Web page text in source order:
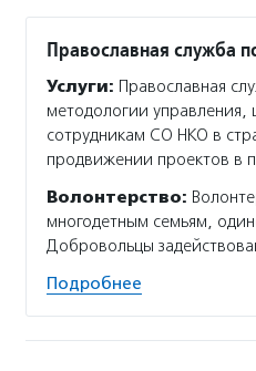
Православная служба
Услуги: Православная
методологии
сотрудникам СО НКО в
продвижении проектов в
Волонтерство:
многодетным семьям,
Добровольцы
Подробнее